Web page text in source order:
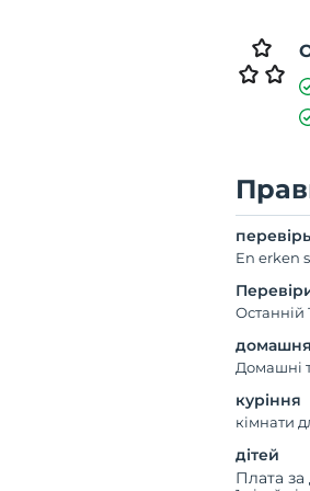
En erken
Останній
Домашні
куріння
кімнати
дітей
Плата за